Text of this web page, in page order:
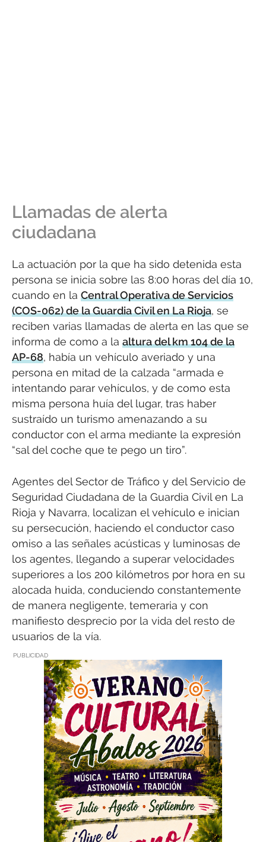
Llamadas de alerta
ciudadana
La actuación por la que ha sido detenida esta
persona se inicia sobre las 8:00 horas del día 10,
cuando en la Central Operativa de Servicios
(COS-062) de la Guardia Civil en La Rioja, se
reciben varias llamadas de alerta en las que se
informa de como a la altura del km 104 de la
AP-68, había un vehículo averiado y una
persona en mitad de la calzada “armada e
intentando parar vehículos, y de como esta
misma persona huía del lugar, tras haber
sustraído un turismo amenazando a su
conductor con el arma mediante la expresión
“sal del coche que te pego un tiro”.
Agentes del Sector de Tráfico y del Servicio de
Seguridad Ciudadana de la Guardia Civil en La
Rioja y Navarra, localizan el vehículo e inician
su persecución, haciendo el conductor caso
omiso a las señales acústicas y luminosas de
los agentes, llegando a superar velocidades
superiores a los 200 kilómetros por hora en su
alocada huida, conduciendo constantemente
de manera negligente, temeraria y con
manifiesto desprecio por la vida del resto de
usuarios de la vía.
PUBLICIDAD